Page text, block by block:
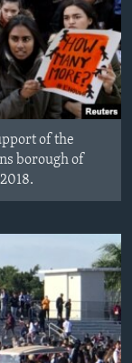
of the
borough of